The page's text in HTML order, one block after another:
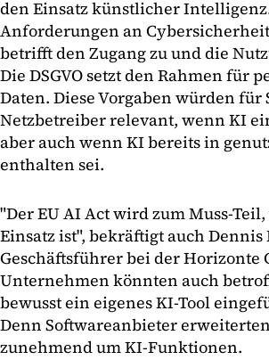
den Einsatz künstlicher
Anforderungen an
betrifft den Zugang zu und die
Die DSGVO setzt den Rahmen für
Daten. Diese Vorgaben würden
Netzbetreiber relevant, wenn KI
aber auch wenn KI bereits in
enthalten sei.
"Der EU AI Act wird zum Muss-
Einsatz ist", bekräftigt auch
Geschäftsführer bei der Horizonte
Unternehmen könnten auch
bewusst ein eigenes KI-Tool
Denn Softwareanbieter
zunehmend um KI-Funktionen.